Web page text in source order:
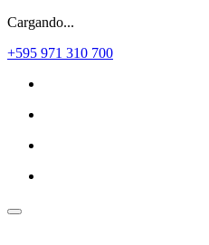
Cargando...
+595 971 310 700